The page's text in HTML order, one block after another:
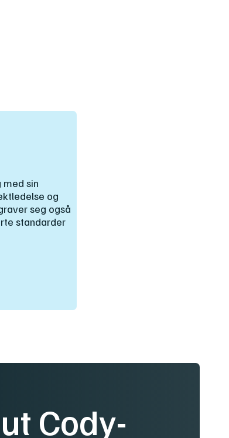
med sin
og
seg også
standarder
Cody-